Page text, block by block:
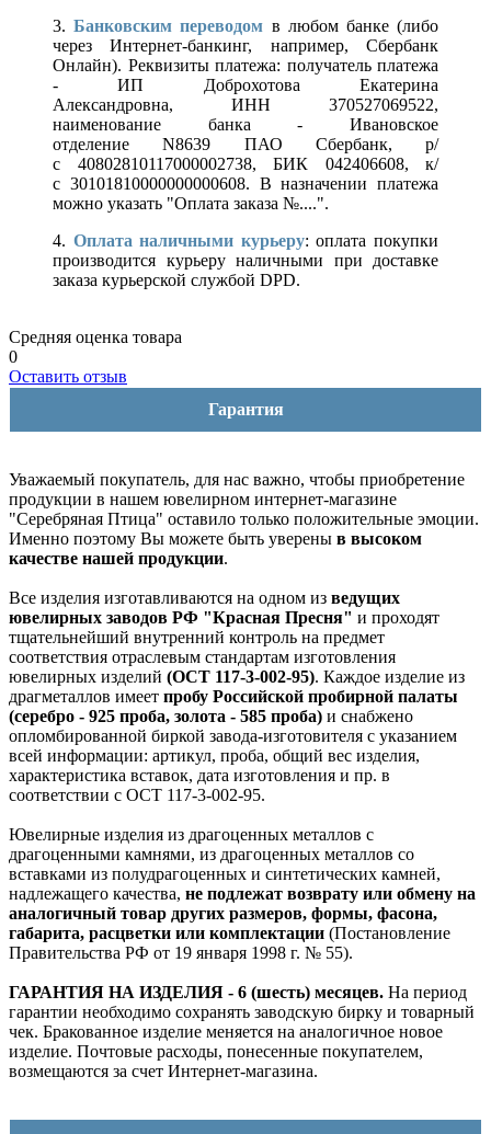
3.Банковским переводом в любом банке (либо
через Интернет-банкинг, например, Сбербанк
Онлайн). Реквизиты платежа: получатель платежа
- ИП Доброхотова Екатерина
Александровна, ИНН 370527069522,
наименование банка - Ивановское
отделение N8639 ПАО Сбербанк, р/
с 40802810117000002738, БИК 042406608, к/
с 30101810000000000608. В назначении платежа
можно указать "Оплата заказа №....".
4. Оплата наличными курьеру: оплата покупки
производится курьеру наличными при доставке
заказа курьерской службой DPD.
Средняя оценка товара
0
Оставить отзыв
Гарантия
Уважаемый покупатель, для нас важно, чтобы приобретение
продукции в нашем ювелирном интернет-магазине
"Серебряная Птица" оставило только положительные эмоции.
Именно поэтому Вы можете быть уверены в высоком
качестве нашей продукции.
Все изделия изготавливаются на одном из ведущих
ювелирных заводов РФ "Красная Пресня" и проходят
тщательнейший внутренний контроль на предмет
соответствия отраслевым стандартам изготовления
ювелирных изделий (ОСТ 117-3-002-95). Каждое изделие из
драгметаллов имеет пробу Российской пробирной палаты
(серебро - 925 проба, золота - 585 проба) и снабжено
опломбированной биркой завода-изготовителя с указанием
всей информации: артикул, проба, общий вес изделия,
характеристика вставок, дата изготовления и пр. в
соответствии с ОСТ 117-3-002-95.
Ювелирные изделия из драгоценных металлов с
драгоценными камнями, из драгоценных металлов со
вставками из полудрагоценных и синтетических камней,
надлежащего качества, не подлежат возврату или обмену на
аналогичный товар других размеров, формы, фасона,
габарита, расцветки или комплектации (Постановление
Правительства РФ от 19 января 1998 г. № 55).
ГАРАНТИЯ НА ИЗДЕЛИЯ - 6 (шесть) месяцев. На период
гарантии необходимо сохранять заводскую бирку и товарный
чек. Бракованное изделие меняется на аналогичное новое
изделие. Почтовые расходы, понесенные покупателем,
возмещаются за счет Интернет-магазина.